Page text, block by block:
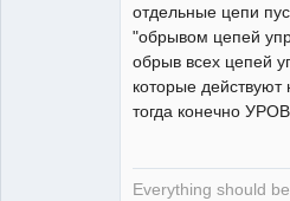
отдельные цепи
"обрывом цепей
обрыв всех цепей
которые действуют
тогда конечно
Everything should